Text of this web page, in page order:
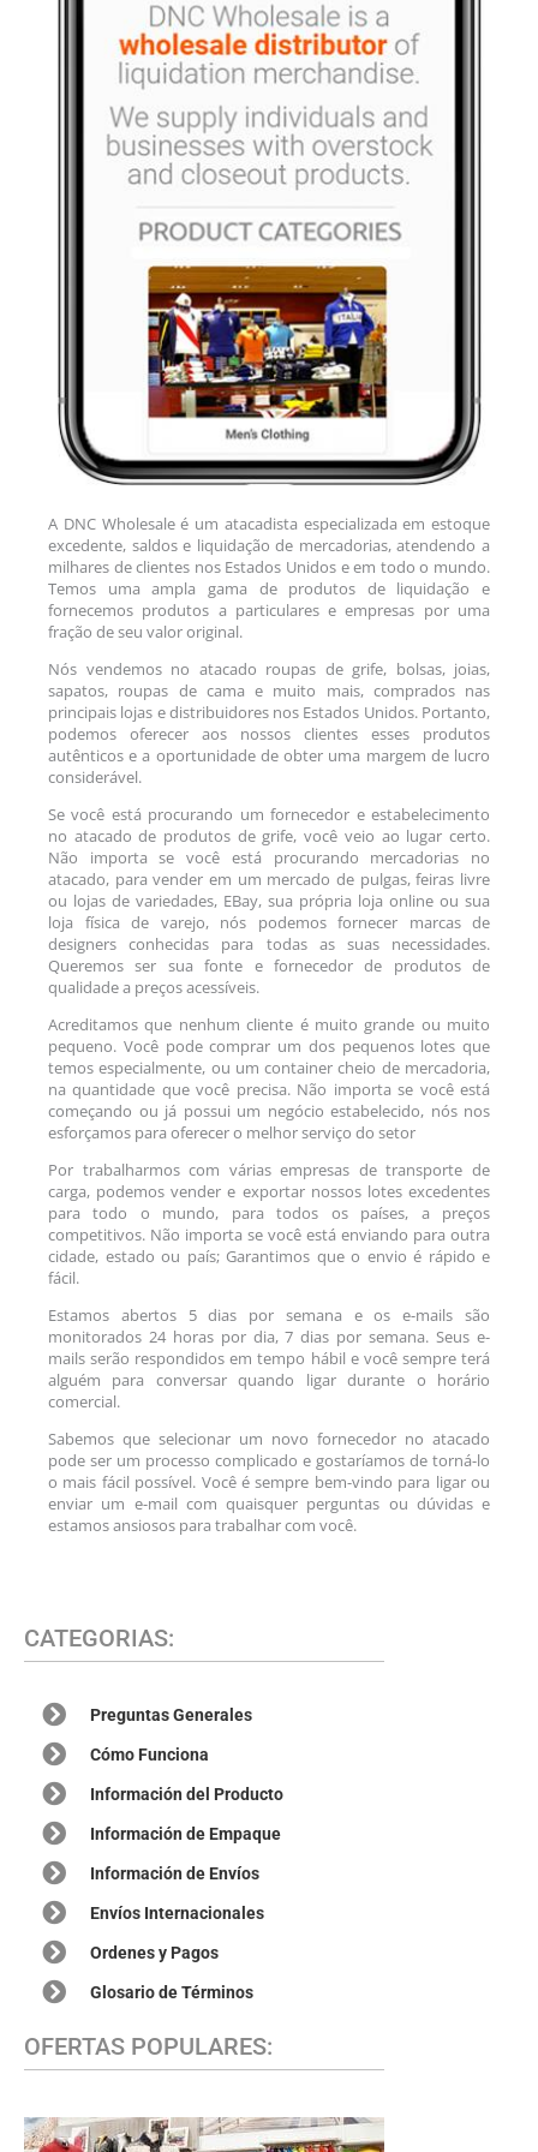
A DNC Wholesale é um atacadista especializada em estoque
excedente, saldos e liquidação de mercadorias, atendendo a
milhares de clientes nos Estados Unidos e em todo o mundo.
Temos uma ampla gama de produtos de liquidação e
fornecemos produtos a particulares e empresas por uma
fração de seu valor original.
Nós vendemos no atacado roupas de grife, bolsas, joias,
sapatos, roupas de cama e muito mais, comprados nas
principais lojas e distribuidores nos Estados Unidos. Portanto,
podemos oferecer aos nossos clientes esses produtos
autênticos e a oportunidade de obter uma margem de lucro
considerável.
Se você está procurando um fornecedor e estabelecimento
no atacado de produtos de grife, você veio ao lugar certo.
Não importa se você está procurando mercadorias no
atacado, para vender em um mercado de pulgas, feiras livre
ou lojas de variedades, EBay, sua própria loja online ou sua
loja física de varejo, nós podemos fornecer marcas de
designers conhecidas para todas as suas necessidades.
Queremos ser sua fonte e fornecedor de produtos de
qualidade a preços acessíveis.
Acreditamos que nenhum cliente é muito grande ou muito
pequeno. Você pode comprar um dos pequenos lotes que
temos especialmente, ou um container cheio de mercadoria,
na quantidade que você precisa. Não importa se você está
começando ou já possui um negócio estabelecido, nós nos
esforçamos para oferecer o melhor serviço do setor
Por trabalharmos com várias empresas de transporte de
carga, podemos vender e exportar nossos lotes excedentes
para todo o mundo, para todos os países, a preços
competitivos. Não importa se você está enviando para outra
cidade, estado ou país; Garantimos que o envio é rápido e
fácil.
Estamos abertos 5 dias por semana e os e-mails são
monitorados 24 horas por dia, 7 dias por semana. Seus e-
mails serão respondidos em tempo hábil e você sempre terá
alguém para conversar quando ligar durante o horário
comercial.
Sabemos que selecionar um novo fornecedor no atacado
pode ser um processo complicado e gostaríamos de torná-lo
o mais fácil possível. Você é sempre bem-vindo para ligar ou
enviar um e-mail com quaisquer perguntas ou dúvidas e
estamos ansiosos para trabalhar com você.
CATEGORIAS:
Preguntas Generales
Cómo Funciona
Información del Producto
Información de Empaque
Información de Envíos
Envíos Internacionales
Ordenes y Pagos
Glosario de Términos
OFERTAS POPULARES: